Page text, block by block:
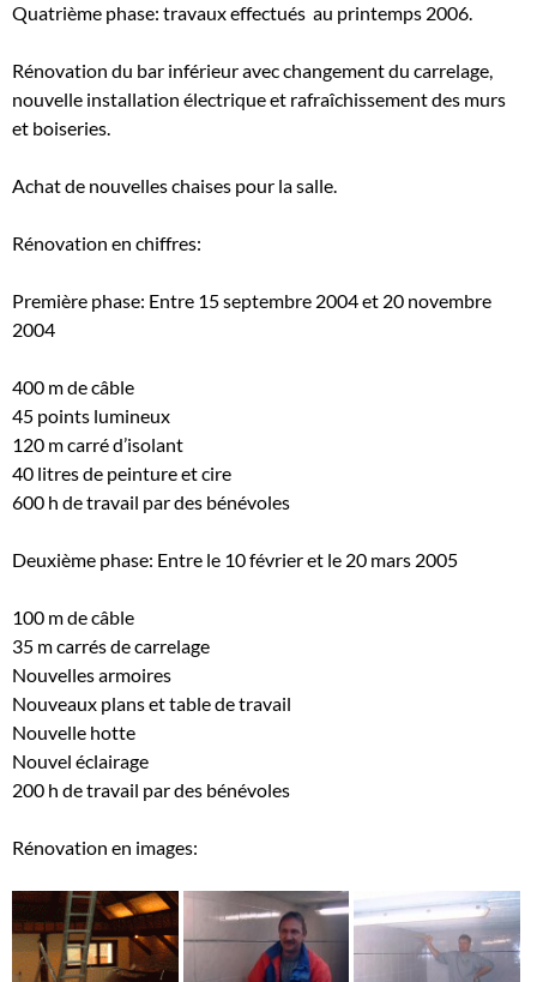
Quatrième phase: travaux effectués au printemps 2006.
Rénovation du bar inférieur avec changement du carrelage,
nouvelle installation électrique et rafraîchissement des murs
et boiseries.
Achat de nouvelles chaises pour la salle.
Rénovation en chiffres:
Première phase: Entre 15 septembre 2004 et 20 novembre
2004
400 m de câble
45 points lumineux
120 m carré d’isolant
40 litres de peinture et cire
600 h de travail par des bénévoles
Deuxième phase: Entre le 10 février et le 20 mars 2005
100 m de câble
35 m carrés de carrelage
Nouvelles armoires
Nouveaux plans et table de travail
Nouvelle hotte
Nouvel éclairage
200 h de travail par des bénévoles
Rénovation en images: